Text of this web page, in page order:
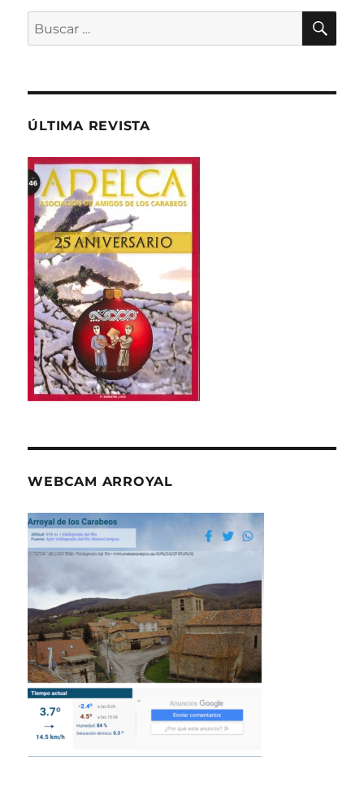
Buscar
por:
ÚLTIMA REVISTA
WEBCAM ARROYAL